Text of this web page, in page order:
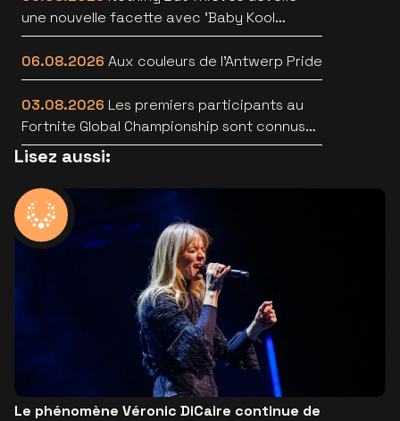
une nouvelle facette avec 'Baby Kool
(Evelyn)' [video]
06.08.2026 Aux couleurs de l'Antwerp Pride
03.08.2026 Les premiers participants au
Fortnite Global Championship sont connus
au Lotto Arena
Lisez aussi:
Le phénomène Véronic DiCaire continue de